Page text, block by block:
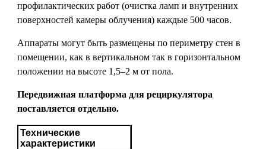
профилактических работ (очистка ламп и внутренних
поверхностей камеры облучения) каждые 500 часов.
Аппараты могут быть размещены по периметру стен в
помещении, как в вертикальном так в горизонтальном
положении на высоте 1,5–2 м от пола.
Передвижная платформа для рециркулятора
поставляется отдельно.
Технические
характеристики